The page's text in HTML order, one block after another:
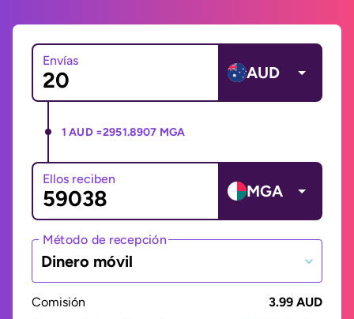
Envías
AUD
1 AUD =2951.8907 MGA
Ellos reciben
MGA
Método de recepción
Dinero móvil
Comisión
3.99 AUD